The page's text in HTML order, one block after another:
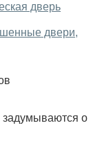
дверь
двери,
задумываются о